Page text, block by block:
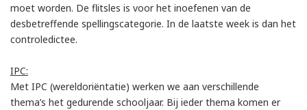
moet worden. De flitsles is voor het inoefenen van de
desbetreffende spellingscategorie. In de laatste week is dan het
controledictee.
IPC:
Met IPC (wereldoriëntatie) werken we aan verschillende
thema’s het gedurende schooljaar. Bij ieder thema komen er